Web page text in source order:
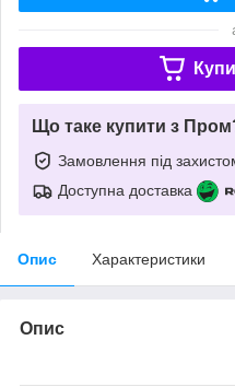
Що таке купити з
Замовлення під
Доступна доставка
Опис Характеристики
Опис